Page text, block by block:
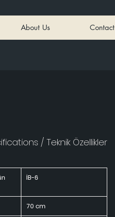
About Us Contact
/ Teknik Özellikler
İB-6
70 cm